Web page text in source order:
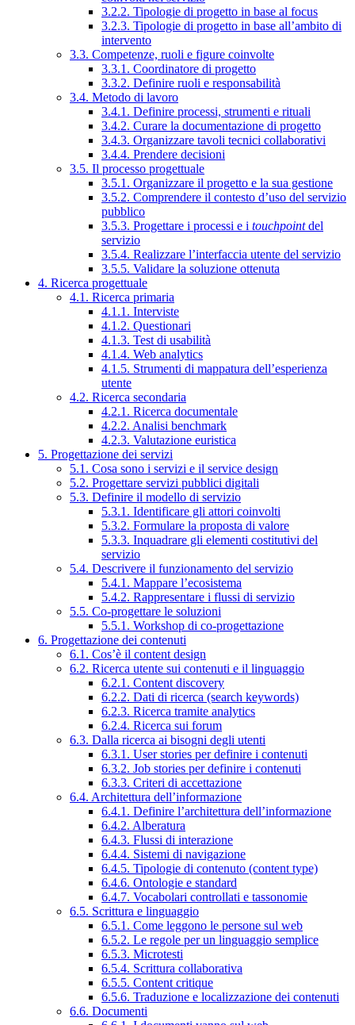
3.2.2. Tipologie di progetto in base al focus
3.2.3. Tipologie di progetto in base all’ambito di
intervento
3.3. Competenze, ruoli e figure coinvolte
3.3.1. Coordinatore di progetto
3.3.2. Definire ruoli e responsabilità
3.4. Metodo di lavoro
3.4.1. Definire processi, strumenti e rituali
3.4.2. Curare la documentazione di progetto
3.4.3. Organizzare tavoli tecnici collaborativi
3.4.4. Prendere decisioni
3.5. Il processo progettuale
3.5.1. Organizzare il progetto e la sua gestione
3.5.2. Comprendere il contesto d’uso del servizio
pubblico
3.5.3. Progettare i processi e i touchpointdel
servizio
3.5.4. Realizzare l’interfaccia utente del servizio
3.5.5. Validare la soluzione ottenuta
4. Ricerca progettuale
4.1. Ricerca primaria
4.1.1. Interviste
4.1.2. Questionari
4.1.3. Test di usabilità
4.1.4. Web analytics
4.1.5. Strumenti di mappatura dell’esperienza
utente
4.2. Ricerca secondaria
4.2.1. Ricerca documentale
4.2.2. Analisi benchmark
4.2.3. Valutazione euristica
5. Progettazione dei servizi
5.1. Cosa sono i servizi e il service design
5.2. Progettare servizi pubblici digitali
5.3. Definire il modello di servizio
5.3.1. Identificare gli attori coinvolti
5.3.2. Formulare la proposta di valore
5.3.3. Inquadrare gli elementi costitutivi del
servizio
5.4. Descrivere il funzionamento del servizio
5.4.1. Mappare l’ecosistema
5.4.2. Rappresentare i flussi di servizio
5.5. Co-progettare le soluzioni
5.5.1. Workshop di co-progettazione
6. Progettazione dei contenuti
6.1. Cos’è il content design
6.2. Ricerca utente sui contenuti e il linguaggio
6.2.1. Content discovery
6.2.2. Dati di ricerca (search keywords)
6.2.3. Ricerca tramite analytics
6.2.4. Ricerca sui forum
6.3. Dalla ricerca ai bisogni degli utenti
6.3.1. User stories per definire i contenuti
6.3.2. Job stories per definire i contenuti
6.3.3. Criteri di accettazione
6.4. Architettura dell’informazione
6.4.1. Definire l’architettura dell’informazione
6.4.2. Alberatura
6.4.3. Flussi di interazione
6.4.4. Sistemi di navigazione
6.4.5. Tipologie di contenuto (content type)
6.4.6. Ontologie e standard
6.4.7. Vocabolari controllati e tassonomie
6.5. Scrittura e linguaggio
6.5.1. Come leggono le persone sul web
6.5.2. Le regole per un linguaggio semplice
6.5.3. Microtesti
6.5.4. Scrittura collaborativa
6.5.5. Content critique
6.5.6. Traduzione e localizzazione dei contenuti
6.6. Documenti